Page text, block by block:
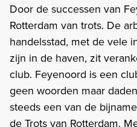
Door de successen van
Rotterdam van trots. De
handelsstad, met de vele
zijn in de haven, zit
club. Feyenoord is een
geen woorden maar
steeds een van de
de Trots van Rotterdam.